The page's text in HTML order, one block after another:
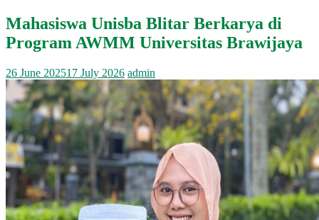
Mahasiswa Unisba Blitar Berkarya di
Program AWMM Universitas Brawijaya
26 June 202517 July 2026 admin